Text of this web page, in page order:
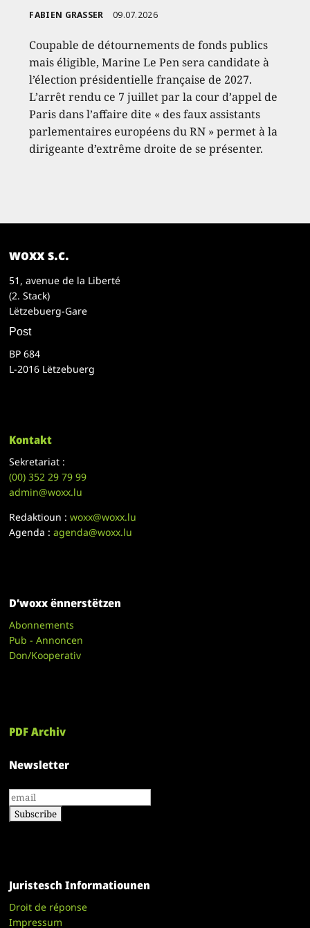
FABIEN GRASSER 09.07.2026
Coupable de détournements de fonds publics
mais éligible, Marine Le Pen sera candidate à
l’élection présidentielle française de 2027.
L’arrêt rendu ce 7 juillet par la cour d’appel de
Paris dans l’affaire dite « des faux assistants
parlementaires européens du RN » permet à la
dirigeante d’extrême droite de se présenter.
woxx s.c.
51, avenue de la Liberté
(2. Stack)
Lëtzebuerg-Gare
Post
BP 684
L-2016 Lëtzebuerg
Kontakt
Sekretariat :
(00)352 29 79 99
admin@woxx.lu
Redaktioun :woxx@woxx.lu
Agenda :agenda@woxx.lu
D’woxx ënnerstëtzen
Abonnements
Pub - Annoncen
Don/Kooperativ
PDF Archiv
Newsletter
Juristesch Informatiounen
Droit de réponse
Impressum